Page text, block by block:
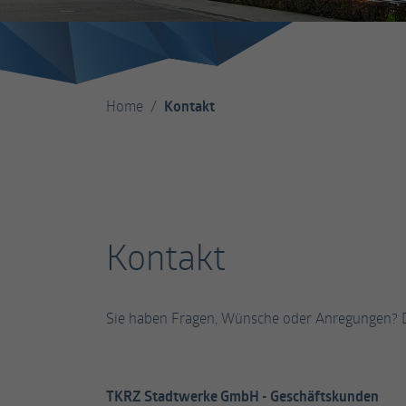
Home Kontakt
Kontakt
Sie haben Fragen, Wünsche oder
TKRZ Stadtwerke GmbH - Geschäftskunden